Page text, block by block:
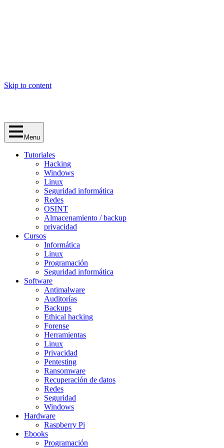
Skip to content
Menu
Tutoriales
Hacking
Windows
Linux
Seguridad informática
Redes
OSINT
Almacenamiento / backup
privacidad
Cursos
Informática
Linux
Programación
Seguridad informática
Software
Antimalware
Auditorías
Backups
Ethical hacking
Forense
Herramientas
Linux
Privacidad
Pentesting
Ransomware
Recuperación de datos
Redes
Seguridad
Windows
Hardware
Raspberry Pi
Ebooks
Programación